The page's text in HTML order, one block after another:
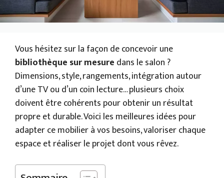
Vous hésitez sur la façon de concevoir une
bibliothèque sur mesure dans le salon ?
Dimensions, style, rangements, intégration autour
d’une TV ou d’un coin lecture… plusieurs choix
doivent être cohérents pour obtenir un résultat
propre et durable. Voici les meilleures idées pour
adapter ce mobilier à vos besoins, valoriser chaque
espace et réaliser le projet dont vous rêvez.